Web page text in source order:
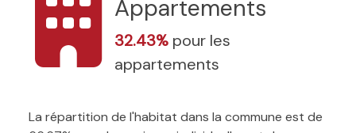
Appartements
32.43% pour les
appartements
La répartition de l'habitat dans la commune est de